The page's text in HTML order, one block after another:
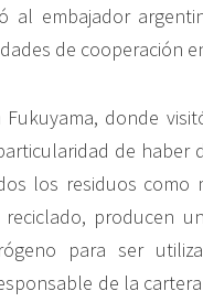
al embajador
de cooperación
donde
de
los residuos como
producen
para ser
de la